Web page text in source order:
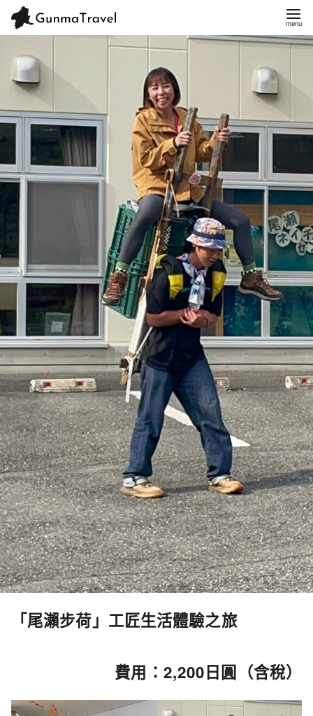
「尾瀨步荷」工匠生活體驗之旅
費用：2,200日圓（含稅）